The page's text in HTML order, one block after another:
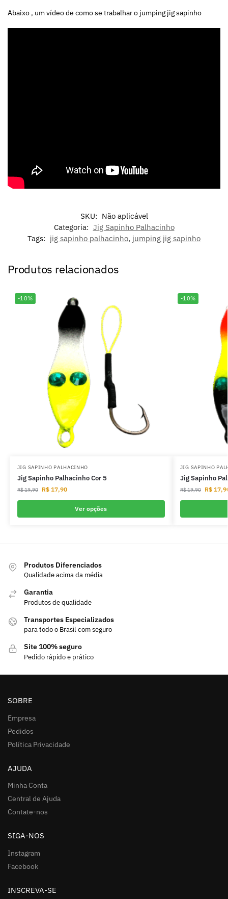
Abaixo , um vídeo de como se trabalhar o jumping jig sapinho
SKU: Não aplicável
Categoria: Jig Sapinho Palhacinho
Tags: jig sapinho palhacinho, jumping jig sapinho
Produtos relacionados
-10%
JIG SAPINHO PALHACINHO
Jig Sapinho Palhacinho Cor 5
R$19,90 R$17,90
Ver opções
-10%
JIG SAPINHO
Jig Sapinho
R$19,90 R$
Produtos Diferenciados
Qualidade acima da média
Garantia
Produtos de qualidade
Transportes Especializados
para todo o Brasil com seguro
Site 100% seguro
Pedido rápido e prático
SOBRE
Empresa
Pedidos
Política Privacidade
AJUDA
Minha Conta
Central de Ajuda
Contate-nos
SIGA-NOS
Instagram
Facebook
INSCREVA-SE